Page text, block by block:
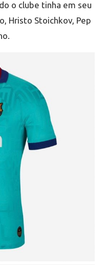
o clube tinha em seu
Hristo Stoichkov, Pep